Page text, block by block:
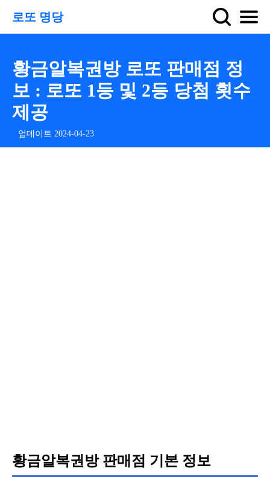
로또 명당
황금알복권방 로또 판매점 정
보 : 로또 1등 및 2등 당첨 횟수
제공
업데이트 2024-04-23
황금알복권방 판매점 기본 정보